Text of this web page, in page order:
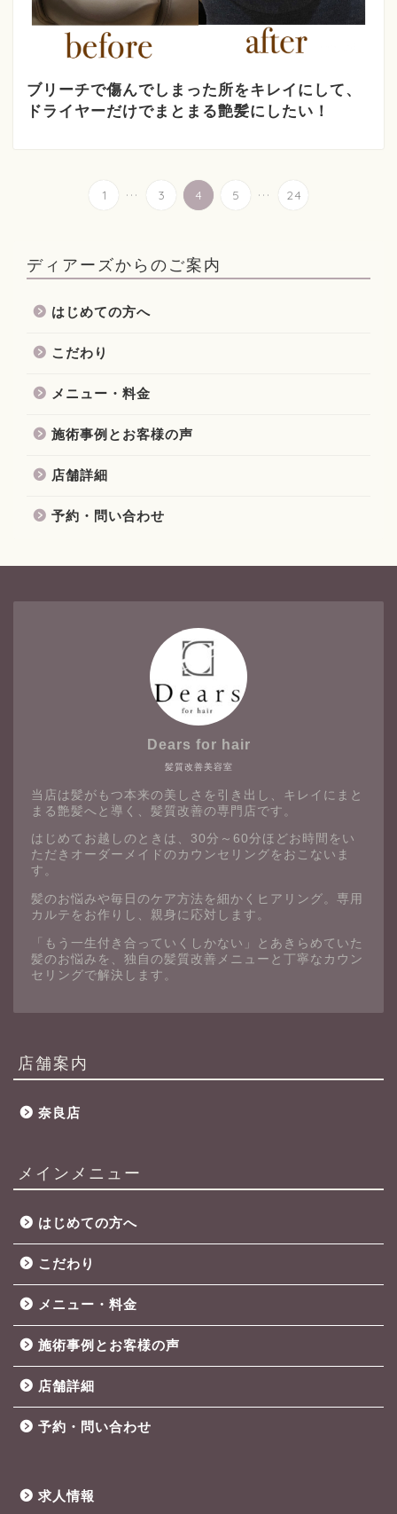
ブリーチで傷んでしまった所をキレイにして、
ドライヤーだけでまとまる艶髪にしたい！
1 ... 3 4 5 ... 24
ディアーズからのご案内
はじめての方へ
こだわり
メニュー・料金
施術事例とお客様の声
店舗詳細
予約・問い合わせ
髪質改善美容室
Dears for hair
当店は髪がもつ本来の美しさを引き出し、キレイにまと
まる艶髪へと導く、髪質改善の専門店です。
はじめてお越しのときは、30分～60分ほどお時間をい
ただきオーダーメイドのカウンセリングをおこないま
す。
髪のお悩みや毎日のケア方法を細かくヒアリング。専用
カルテをお作りし、親身に応対します。
「もう一生付き合っていくしかない」とあきらめていた
髪のお悩みを、独自の髪質改善メニューと丁寧なカウン
セリングで解決します。
店舗案内
奈良店
メインメニュー
はじめての方へ
こだわり
メニュー・料金
施術事例とお客様の声
店舗詳細
予約・問い合わせ
求人情報